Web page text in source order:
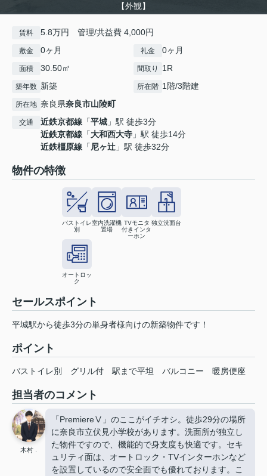
【外観】
賃料 5.8万円 管理/共益費 4,000円
敷金 0ヶ月 礼金 0ヶ月
面積 30.50㎡ 間取り 1R
築年数 新築 所在階 1階/3階建
所在地 奈良県奈良市山陵町
交通 近鉄京都線 「平城 」駅 徒歩3分
近鉄京都線 「大和西大寺 」駅 徒歩14分
近鉄橿原線 「尼ヶ辻 」駅 徒歩32分
物件の特徴
バストイレ
別
室内洗濯機
置場
TVモニタ
付きインタ
ーホン
独立洗面台
オートロッ
ク
セールスポイント
平城駅から徒歩3分の単身者様向けの新築物件です！
ポイント
バストイレ別 グリル付 駅まで平坦 バルコニー 暖房便座
担当者のコメント
木村 .
「PremiereⅤ」のここがイチオシ。徒歩29分の場所
に奈良市立伏見小学校があります。洗面所が独立し
た物件ですので、機能的で身支度も快適です。セキ
ュリティ面は、オートロック・TVインターホンなど
を設置しているので安全面でも優れております。こ